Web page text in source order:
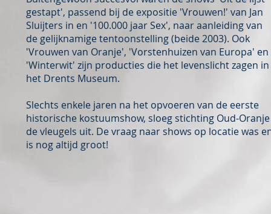
gestapt', passend bij de expositie 'Vrouwen!' van Jan
Sluijters in en '100.000 jaar Sex', naar aanleiding van
de gelijknamige tentoonstelling (beide 2003). Ook
'Vrouwen van Oranje', 'Vorstenhuizen van Europa' en
'Winterwit' zijn producties die het levenslicht zagen in
het Drents Museum.
Slechts enkele jaren na het opvoeren van de eerste
historische kostuumshow, sloeg stichting Oud-Oranje
de vleugels uit. De vraag naar shows op locatie was
is nog altijd groot!